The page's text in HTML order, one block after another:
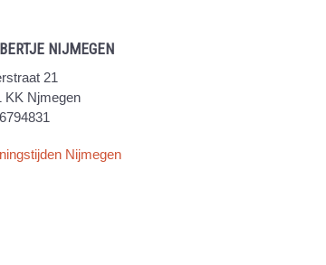
NIJMEGEN
21
KK Njmegen
Nijmegen